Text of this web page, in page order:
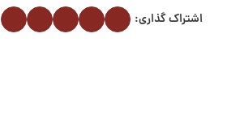
اشتراک گذاری: